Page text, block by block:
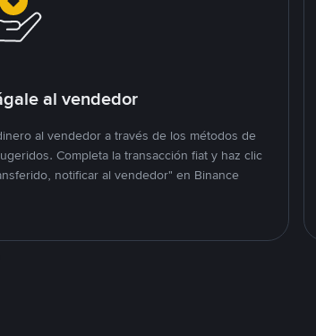
al vendedor
al vendedor a través de los métodos de
Completa la transacción fiat y haz clic
notificar al vendedor" en Binance